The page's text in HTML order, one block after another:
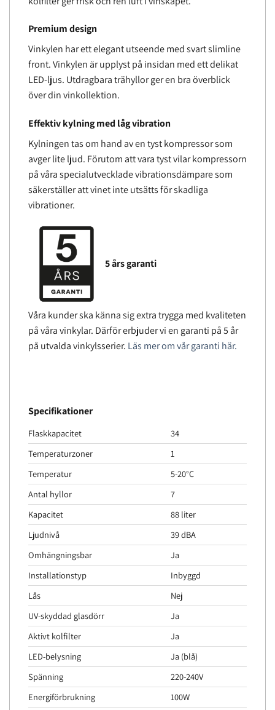
Premium design
Vinkylen har ett elegant utseende med svart slimline
front. Vinkylen är upplyst på insidan med ett delikat
LED-ljus. Utdragbara trähyllor ger en bra överblick
över din vinkollektion.
Effektiv kylning med låg vibration
Kylningen tas om hand av en tyst kompressor som
avger lite ljud. Förutom att vara tyst vilar kompressorn
på våra specialutvecklade vibrationsdämpare som
säkerställer att vinet inte utsätts för skadliga
vibrationer.
5 års garanti
Våra kunder ska känna sig extra trygga med kvaliteten
på våra vinkylar. Därför erbjuder vi en garanti på 5 år
på utvalda vinkylsserier. Läs mer om vår garanti här.
Specifikationer
Flaskkapacitet
34
Temperaturzoner
1
Temperatur
5-20°C
Antal hyllor
7
Kapacitet
88 liter
Ljudnivå
39 dBA
Omhängningsbar
Ja
Installationstyp
Inbyggd
Lås
Nej
UV-skyddad glasdörr
Ja
Aktivt kolfilter
Ja
LED-belysning
Ja (blå)
Spänning
220-240V
Energiförbrukning
100W